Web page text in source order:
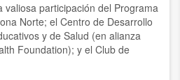
valiosa participación del Programa
Norte; el Centro de Desarrollo
y de Salud (en alianza
Foundation); y el Club de